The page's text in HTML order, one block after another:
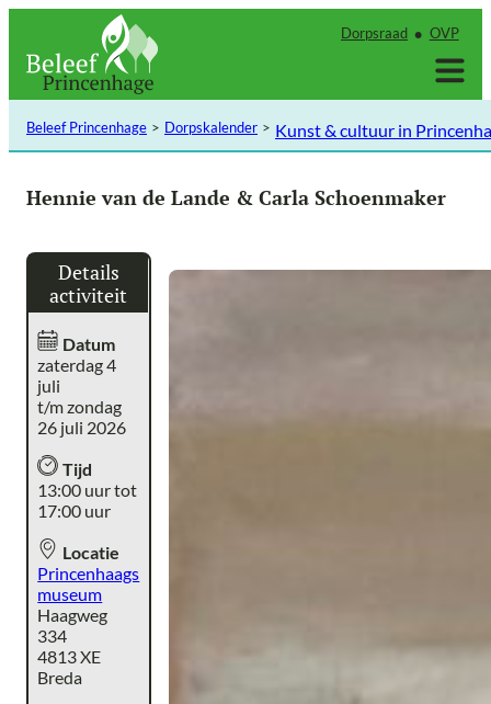
inhoud
Dorpsraad OVP
Beleef Princenhage Dorpskalender Kunst & cultuur in
Hennie van de Lande & Carla Schoenmaker
Details
activiteit
Datum
zaterdag 4
juli
t/m zondag
26 juli 2026
Tijd
13:00 uur tot
17:00 uur
Locatie
Princenhaags
museum
Haagweg
334
4813 XE
Breda